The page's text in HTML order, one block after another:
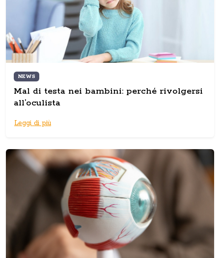
NEWS
Mal di testa nei bambini: perché rivolgersi
all’oculista
Leggi di più